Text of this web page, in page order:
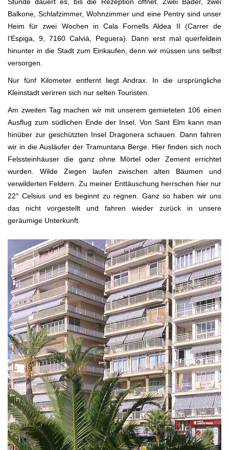
Stunde dauert es, bis die Rezeption öffnet. Zwei Bäder, zwei
Balkone, Schlafzimmer, Wohnzimmer und eine Pentry sind unser
Heim für zwei Wochen in Cala Fornells Aldea II (Carrer de
l’Espiga, 9, 7160 Calvià, Peguera). Dann erst mal querfeldein
hinunter in die Stadt zum Einkaufen, denn wir müssen uns selbst
versorgen.
Nur fünf Kilometer entfernt liegt Andrax. In die ursprüngliche
Kleinstadt verirren sich nur selten Touristen.
Am zweiten Tag machen wir mit unserem gemieteten 106 einen
Ausflug zum südlichen Ende der Insel. Von Sant Elm kann man
hinüber zur geschützten Insel Dragonera schauen. Dann fahren
wir in die Ausläufer der Tramuntana Berge. Hier finden sich noch
Felssteinhäuser die ganz ohne Mörtel oder Zement errichtet
wurden. Wilde Ziegen laufen zwischen alten Bäumen und
verwilderten Feldern. Zu meiner Enttäuschung herrschen hier nur
22° Celsius und es beginnt zu regnen. Ganz so haben wir uns
das nicht vorgestellt und fahren wieder zurück in unsere
geräumige Unterkunft.